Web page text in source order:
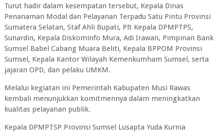
Turut hadir dalam kesempatan tersebut, Kepala Dinas
Penanaman Modal dan Pelayanan Terpadu Satu Pintu Provinsi
Sumatera Selatan, Staf Ahli Bupati, Plt Kepala DPMPTPS,
Sunardin, Kepala Diskominfo Mura, Adi Irawan, Pimpinan Bank
Sumsel Babel Cabang Muara Beliti, Kepala BPPOM Provinsi
Sumsel, Kepala Kantor Wilayah Kemenkumham Sumsel, serta
jajaran OPD, dan pelaku UMKM.
Melalui kegiatan ini Pemerintah Kabupaten Musi Rawas
kembali menunjukkan komitmennya dalam meningkatkan
kualitas pelayanan publik.
Kepala DPMPTSP Provinsi Sumsel Lusapta Yuda Kurnia